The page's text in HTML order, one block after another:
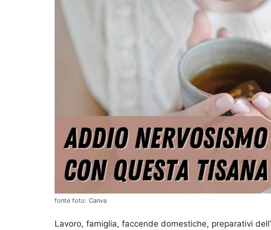
fonte foto: Canva
Lavoro, famiglia, faccende domestiche, preparativi